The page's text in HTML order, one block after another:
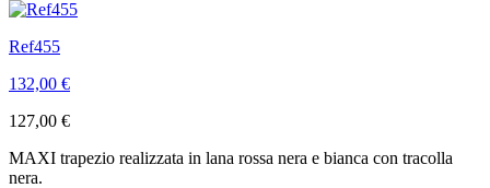
Ref455
132,00 €
127,00 €
MAXI trapezio realizzata in lana rossa nera e bianca con tracolla
nera.